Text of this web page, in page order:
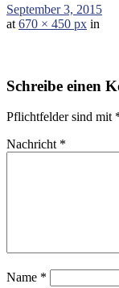
September 3, 2015
at 670 × 450 px in
Schreibe einen
Pflichtfelder sind mit
Nachricht *
Name *